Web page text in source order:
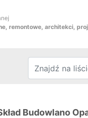
remontowe, architekci,
Budowlano